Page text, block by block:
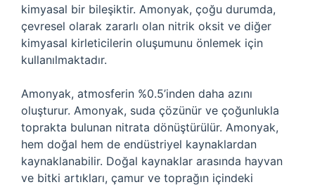
kimyasal bir bileşiktir. Amonyak, çoğu durumda,
çevresel olarak zararlı olan nitrik oksit ve diğer
kimyasal kirleticilerin oluşumunu önlemek için
kullanılmaktadır.
Amonyak, atmosferin %0.5’inden daha azını
oluşturur. Amonyak, suda çözünür ve çoğunlukla
toprakta bulunan nitrata dönüştürülür. Amonyak,
hem doğal hem de endüstriyel kaynaklardan
kaynaklanabilir. Doğal kaynaklar arasında hayvan
ve bitki artıkları, çamur ve toprağın içindeki